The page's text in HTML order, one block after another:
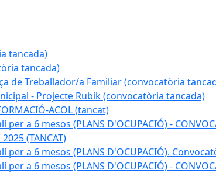
tancada)
tancada)
de Treballador/a Familiar (convocatòria
- Projecte Rubik (convocatòria tancada)
ACOL (tancat)
a 6 mesos (PLANS D'OCUPACIÓ) -
(TANCAT)
a 6 mesos (PLANS D'OCUPACIÓ).
a 6 mesos (PLANS D'OCUPACIÓ) -